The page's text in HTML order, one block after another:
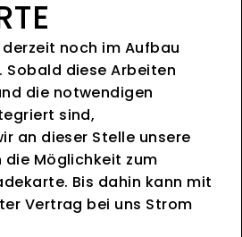
noch im Aufbau
Sobald diese Arbeiten
die notwendigen
sind,
an dieser Stelle unsere
Möglichkeit zum
Bis dahin kann mit
Vertrag bei uns Strom